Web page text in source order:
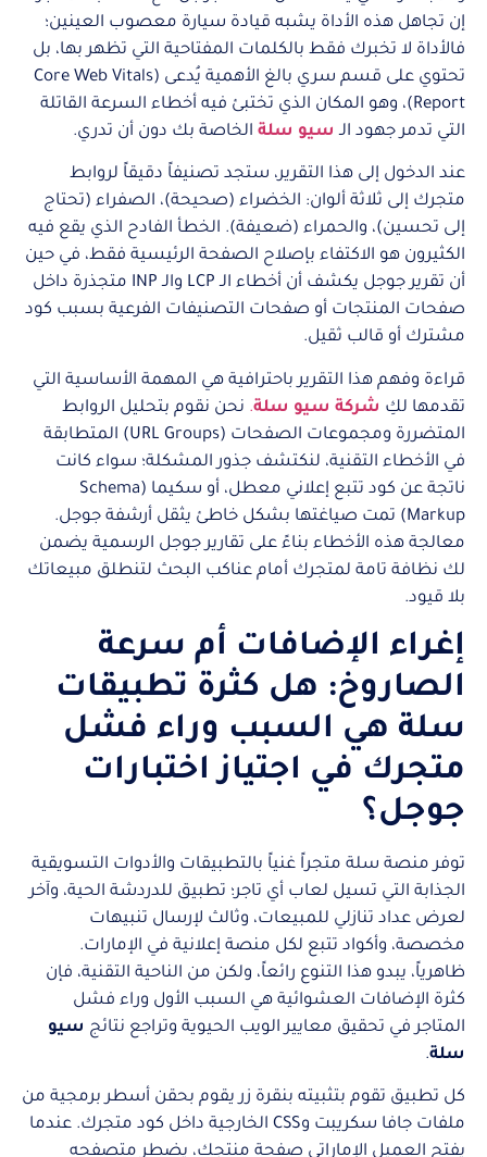
إن تجاهل هذه الأداة يشبه قيادة سيارة معصوب العينين؛
فالأداة لا تخبرك فقط بالكلمات المفتاحية التي تظهر بها، بل
تحتوي على قسم سري بالغ الأهمية يُدعى (Core Web Vitals
Report)، وهو المكان الذي تختبئ فيه أخطاء السرعة القاتلة
التي تدمر جهود الـ سيو سلة الخاصة بك دون أن تدري.
عند الدخول إلى هذا التقرير، ستجد تصنيفاً دقيقاً لروابط
متجرك إلى ثلاثة ألوان: الخضراء (صحيحة)، الصفراء (تحتاج
إلى تحسين)، والحمراء (ضعيفة). الخطأ الفادح الذي يقع فيه
الكثيرون هو الاكتفاء بإصلاح الصفحة الرئيسية فقط، في حين
أن تقرير جوجل يكشف أن أخطاء الـ LCP والـ INP متجذرة داخل
صفحات المنتجات أو صفحات التصنيفات الفرعية بسبب كود
مشترك أو قالب ثقيل.
قراءة وفهم هذا التقرير باحترافية هي المهمة الأساسية التي
تقدمها لكِ شركة سيو سلة. نحن نقوم بتحليل الروابط
المتضررة ومجموعات الصفحات (URL Groups) المتطابقة
في الأخطاء التقنية، لنكتشف جذور المشكلة؛ سواء كانت
ناتجة عن كود تتبع إعلاني معطل، أو سكيما (Schema
Markup) تمت صياغتها بشكل خاطئ يثقل أرشفة جوجل.
معالجة هذه الأخطاء بناءً على تقارير جوجل الرسمية يضمن
لك نظافة تامة لمتجرك أمام عناكب البحث لتنطلق مبيعاتك
بلا قيود.
إغراء الإضافات أم سرعة
الصاروخ: هل كثرة تطبيقات
سلة هي السبب وراء فشل
متجرك في اجتياز اختبارات
جوجل؟
توفر منصة سلة متجراً غنياً بالتطبيقات والأدوات التسويقية
الجذابة التي تسيل لعاب أي تاجر؛ تطبيق للدردشة الحية، وآخر
لعرض عداد تنازلي للمبيعات، وثالث لإرسال تنبيهات
مخصصة، وأكواد تتبع لكل منصة إعلانية في الإمارات.
ظاهرياً، يبدو هذا التنوع رائعاً، ولكن من الناحية التقنية، فإن
كثرة الإضافات العشوائية هي السبب الأول وراء فشل
المتاجر في تحقيق معايير الويب الحيوية وتراجع نتائج سيو
سلة.
كل تطبيق تقوم بتثبيته بنقرة زر يقوم بحقن أسطر برمجية من
ملفات جافا سكريبت وCSS الخارجية داخل كود متجرك. عندما
يفتح العميل الإماراتي صفحة منتجك، يضطر متصفحه